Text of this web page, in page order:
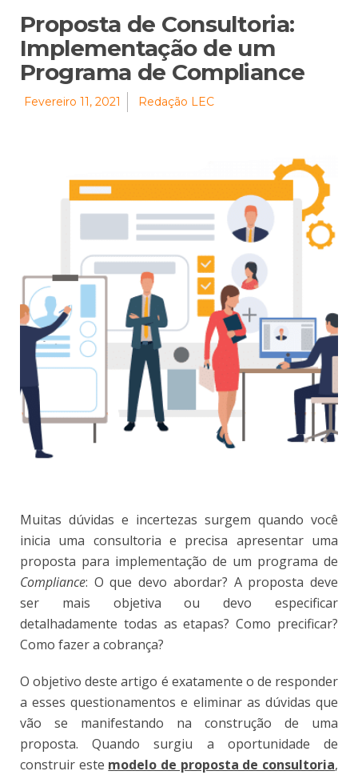
Proposta de Consultoria:
Implementação de um
Programa de Compliance
Fevereiro 11, 2021 Redação LEC
Muitas dúvidas e incertezas surgem quando você
inicia uma consultoria e precisa apresentar uma
proposta para implementação de um programa de
Compliance: O que devo abordar? A proposta deve
ser mais objetiva ou devo especificar
detalhadamente todas as etapas? Como precificar?
Como fazer a cobrança?
O objetivo deste artigo é exatamente o de responder
a esses questionamentos e eliminar as dúvidas que
vão se manifestando na construção de uma
proposta. Quando surgiu a oportunidade de
construir este modelo de proposta de consultoria,